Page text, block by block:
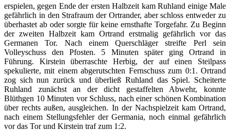
erspielen, gegen Ende der ersten Halbzeit kam Ruhland einige Male
gefährlich in den Strafraum der Ortrander, aber schloss entweder zu
überhastet ab oder sorgte für keine ernsthafte Torgefahr. Zu Beginn
der zweiten Halbzeit kam Ortrand erstmalig gefährlich vor das
Germanen Tor. Nach einem Querschläger streifte Perl sein
Volleyschuss den Pfosten. 5 Minuten später ging Ortrand in
Führung. Kirstein überraschte Herbig, der auf einen Steilpass
spekulierte, mit einem abgerutschten Fernschuss zum 0:1. Ortrand
zog sich nun zurück und überließ Ruhland das Spiel. Scheiterte
Ruhland zunächst an der dicht gestaffelten Abwehr, konnte
Blüthgen 10 Minuten vor Schluss, nach einer schönen Kombination
über rechts außen, ausgleichen. In der Nachspielzeit kam Ortrand,
nach einem Stellungsfehler der Germania, noch einmal gefährlich
vor das Tor und Kirstein traf zum 1:2.